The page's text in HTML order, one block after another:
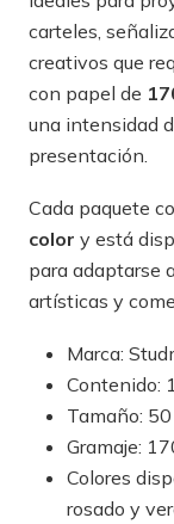
carteles,
creativos que
con papel de
una intensidad
presentación.
Cada paquete
color y está
para adaptarse
artísticas y
Marca:
Contenido:
Tamaño:
Gramaje:
Colores
rosado y